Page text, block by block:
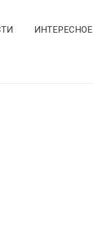
ИНТЕРЕСНОЕ